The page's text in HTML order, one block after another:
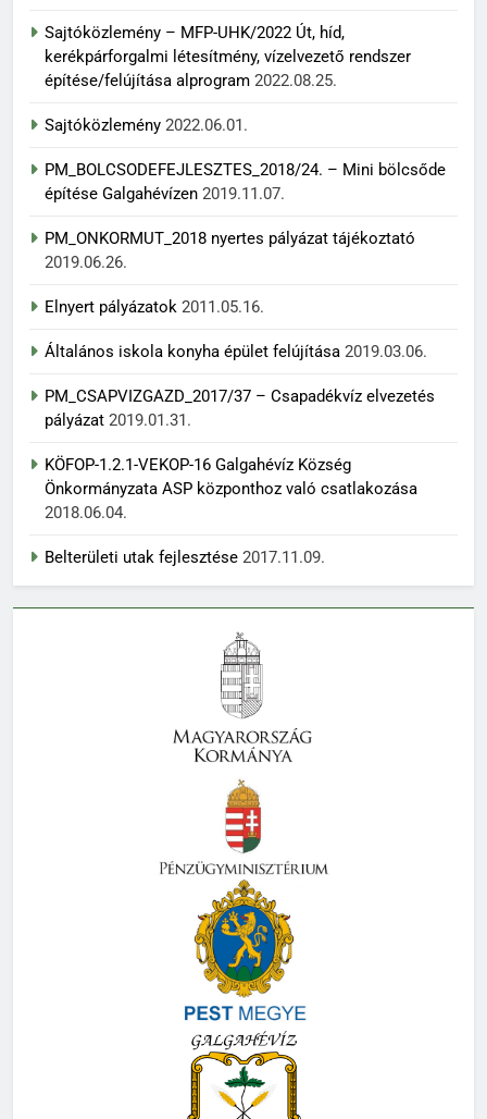
Sajtóközlemény – MFP-UHK/2022 Út, híd,
kerékpárforgalmi létesítmény, vízelvezető rendszer
építése/felújítása alprogram 2022.08.25.
Sajtóközlemény 2022.06.01.
PM_BOLCSODEFEJLESZTES_2018/24. – Mini bölcsőde
építése Galgahévízen 2019.11.07.
PM_ONKORMUT_2018 nyertes pályázat tájékoztató
2019.06.26.
Elnyert pályázatok 2011.05.16.
Általános iskola konyha épület felújítása 2019.03.06.
PM_CSAPVIZGAZD_2017/37 – Csapadékvíz elvezetés
pályázat 2019.01.31.
KÖFOP-1.2.1-VEKOP-16 Galgahévíz Község
Önkormányzata ASP központhoz való csatlakozása
2018.06.04.
Belterületi utak fejlesztése 2017.11.09.